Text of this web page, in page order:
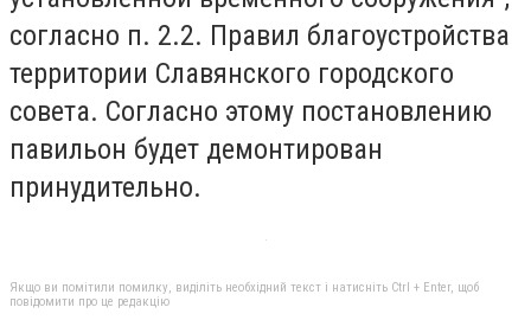
согласно п. 2.2. Правил благоустройства
территории Славянского городского
совета. Согласно этому постановлению
павильон будет демонтирован
принудительно.
Якщо ви помітили помилку, виділіть необхідний текст і натисніть Ctrl + Enter, щоб
повідомити про це редакцію